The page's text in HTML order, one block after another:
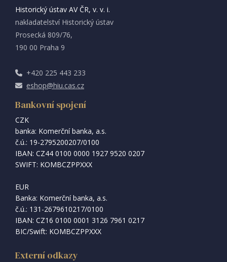
Historický ústav AV ČR, v. v. i.
nakladatelství Historický ústav
Prosecká 809/76,
190 00 Praha 9
+420 225 443 233
eshop@hiu.cas.cz
Bankovní spojení
CZK
banka: Komerční banka, a.s.
č.ú.: 19-2795200207/0100
IBAN: CZ44 0100 0000 1927 9520 0207
SWIFT: KOMBCZPPXXX
EUR
Banka: Komerční banka, a.s.
č.ú.: 131-2679610217/0100
IBAN: CZ16 0100 0001 3126 7961 0217
BIC/Swift: KOMBCZPPXXX
Externí odkazy